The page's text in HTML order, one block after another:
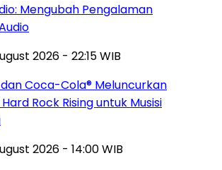
Mengubah Pengalaman
2026 - 22:15 WIB
Coca-Cola® Meluncurkan
Rock Rising untuk Musisi
2026 - 14:00 WIB